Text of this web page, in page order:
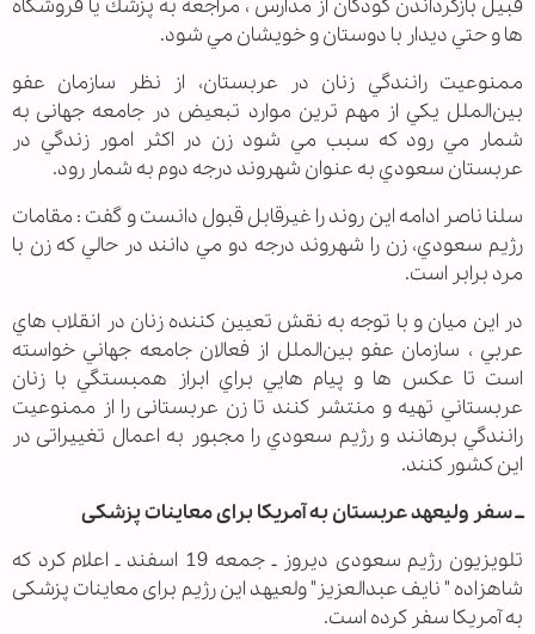
قبيل بازگرداندن كودكان از مدارس ، مراجعه به پزشك يا فروشگاه
ها و حتي ديدار با دوستان و خويشان مي شود.
ممنوعيت رانندگي زنان در عربستان، از نظر سازمان عفو
بين‌الملل يكي از مهم ترين موارد تبعيض در جامعه جهانی به
شمار مي رود كه سبب مي شود زن در اكثر امور زندگي در
عربستان سعودي به عنوان شهروند درجه دوم به شمار رود.
سلنا ناصر ادامه این روند را غيرقابل قبول دانست و گفت : مقامات
رژیم سعودي، زن را شهروند درجه دو مي دانند در حالي كه زن با
مرد برابر است.
در اين ميان و با توجه به نقش تعيين كننده زنان در انقلاب هاي
عربي ، سازمان عفو بين‌الملل از فعالان جامعه جهاني خواسته
است تا عكس ها و پيام هايي براي ابراز همبستگي با زنان
عربستاني تهيه و منتشر كنند تا زن عربستانی را از ممنوعيت
رانندگي برهانند و رژیم سعودي را مجبور به اعمال تغييراتی در
این كشور كنند.
ــ سفر ولیعهد عربستان به آمریکا برای معاینات پزشکی
تلویزیون رژیم سعودی دیروز ـ جمعه 19 اسفند ـ اعلام کرد که
شاهزاده " نایف عبدالعزیز" ولعیهد این رژیم برای معاینات پزشکی
به آمریکا سفر کرده است.